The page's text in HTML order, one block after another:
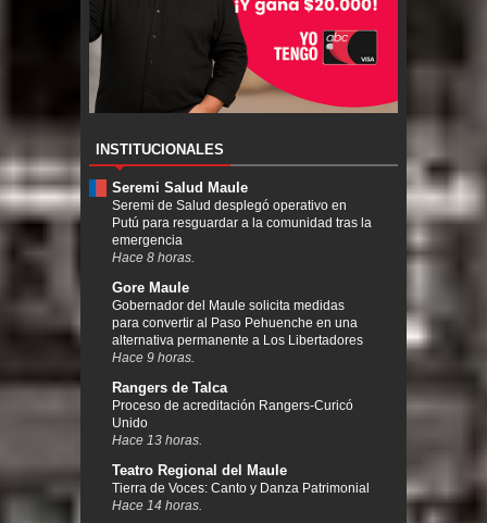
INSTITUCIONALES
Seremi Salud Maule
Seremi de Salud desplegó operativo en
Putú para resguardar a la comunidad tras la
emergencia
Hace 8 horas.
Gore Maule
Gobernador del Maule solicita medidas
para convertir al Paso Pehuenche en una
alternativa permanente a Los Libertadores
Hace 9 horas.
Rangers de Talca
Proceso de acreditación Rangers-Curicó
Unido
Hace 13 horas.
Teatro Regional del Maule
Tierra de Voces: Canto y Danza Patrimonial
Hace 14 horas.